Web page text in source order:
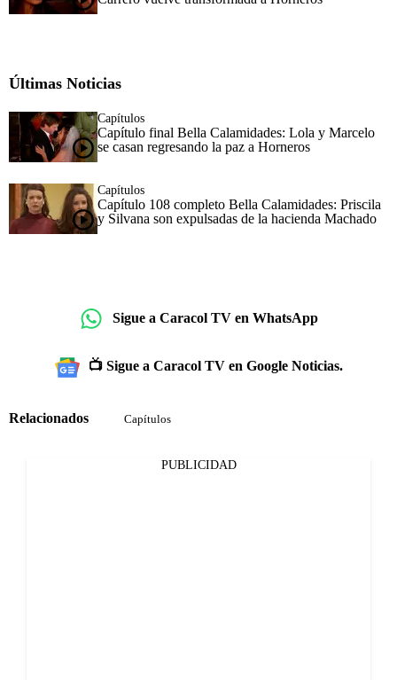
Últimas Noticias
Capítulos
Capítulo final Bella Calamidades: Lola y Marcelo
se casan regresando la paz a Horneros
Capítulos
Capítulo 108 completo Bella Calamidades: Priscila
y Silvana son expulsadas de la hacienda Machado
Sigue a Caracol TV en WhatsApp
📺 Sigue a Caracol TV en Google Noticias.
Relacionados Capítulos
PUBLICIDAD